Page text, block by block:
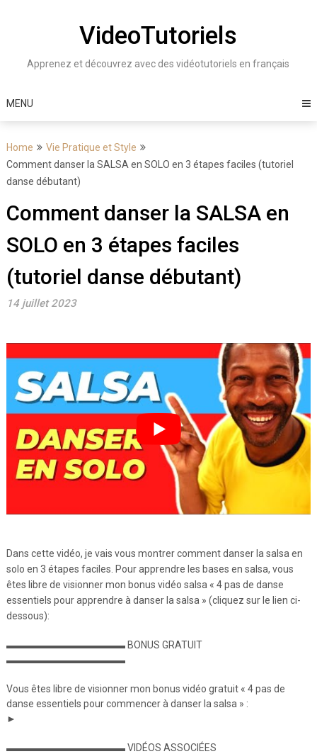
VideoTutoriels
Apprenez et découvrez avec des vidéotutoriels en français
MENU
Home
Vie Pratique et Style
Comment danser la SALSA en SOLO en 3 étapes faciles (tutoriel
danse débutant)
Comment danser la SALSA en
SOLO en 3 étapes faciles
(tutoriel danse débutant)
14 juillet 2023
Dans cette vidéo, je vais vous montrer comment danser la salsa en
solo en 3 étapes faciles. Pour apprendre les bases en salsa, vous
êtes libre de visionner mon bonus vidéo salsa « 4 pas de danse
essentiels pour apprendre à danser la salsa » (cliquez sur le lien ci-
dessous):
▬▬▬▬▬▬▬▬▬▬▬▬ BONUS GRATUIT
▬▬▬▬▬▬▬▬▬▬▬▬
Vous êtes libre de visionner mon bonus vidéo gratuit « 4 pas de
danse essentiels pour commencer à danser la salsa » :
►
▬▬▬▬▬▬▬▬▬▬▬▬ VIDÉOS ASSOCIÉES